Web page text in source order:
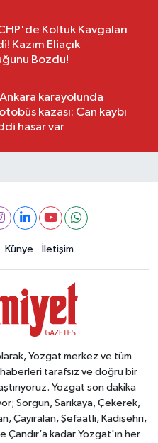
Koltuk Kavgaları
Kazım Eliaçık
Bozdu!
karayolunda
kazası: Can kaybı
hasar var
Künye İletişim
Yozgat merkez ve tüm
tarafsız ve doğru bir
Yozgat son dakika
Sorgun, Sarıkaya, Çekerek,
Çayıralan, Şefaatli, Kadışehri,
Çandır’a kadar Yozgat'ın her